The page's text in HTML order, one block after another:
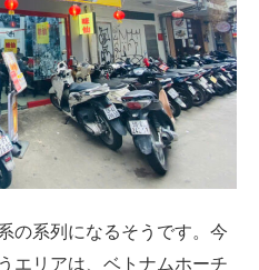
の系列になるそうです。今
エリアは、ベトナムホーチ